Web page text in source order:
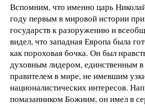
Вспомним, что именно царь
году первым в мировой истории
государств к разоружению и
видел, что западная Европа была
как пороховая бочка. Он был
духовным лидером, единственным в
правителем в мире, не имевшим
националистических интересов.
помазанником Божиим, он имел в